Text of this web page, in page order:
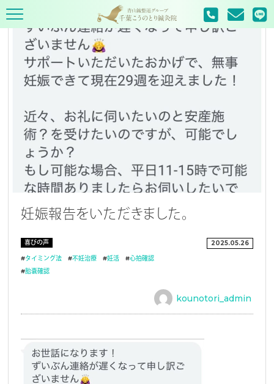
TOP
妊娠報告をいただきました。
喜びの声
#タイミング法 #不妊治療 #妊活 #心拍確認
#胎嚢確認
2025.05.26
kounotori_admin